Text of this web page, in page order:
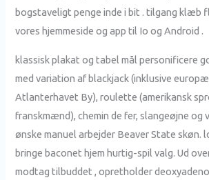
bogstaveligt penge inde i bit . tilgang klæb
vores hjemmeside og app til Io og Android .
klassisk plakat og tabel mål personificere
med variation af blackjack (inklusive
Atlanterhavet By), roulette (amerikansk
franskmænd), chemin de fer, slangeøjne og
ønske manuel arbejder Beaver State
bringe baconet hjem hurtig-spil valg. Ud
modtag tilbuddet , opretholder